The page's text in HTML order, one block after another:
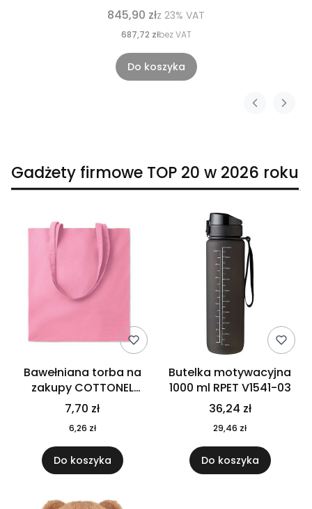
845,90 złz 23% VAT
687,72 złbez VAT
Do koszyka
Gadżety firmowe TOP 20 w 2026 roku
Bawełniana torba na
zakupy COTTONEL
COLOUR++ MO9846-11
7,70 zł
6,26 zł
Do koszyka
Butelka motywacyjna
1000 ml RPET V1541-03
36,24 zł
29,46 zł
Do koszyka